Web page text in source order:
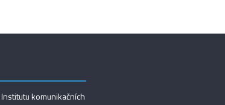
Institutu komunikačních